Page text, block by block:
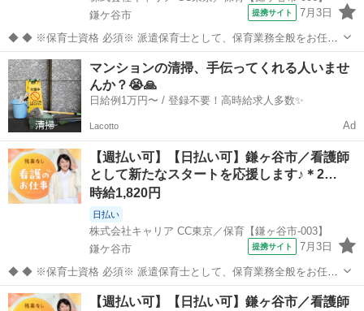
鎌ケ谷市
提携サイト 7月3日
◆ ◆ ※保育士資格 必須※ 派遣保育士として、保育業務全般をお任せ
します。 【主な業務内容】 クラス担任業務 子どもたちの見守り・生
活支援 遊びや活動のサポート ピアノ演奏や歌・季節行事の補助 連絡
帳の記入などの事...
千葉 鎌ケ谷市
マンションの清掃、手伝ってくれる人いませ
んか？😭🙏
日給例1万円〜 / 登録不要！高時給求人多数✨
Lacotto Ad
【週払い可】【日払い可】鎌ヶ谷市／看護師
として新たなスタートを応援します♪＊2…
時給1,820円
日払い
株式会社キャリア CC東京／保育【鎌ヶ谷市-003】
鎌ケ谷市
提携サイト 7月3日
◆ ◆ ※保育士資格 必須※ 派遣保育士として、保育業務全般をお任せ
します。 【主な業務内容】 クラス担任業務 子どもたちの見守り・生
活支援 遊びや活動のサポート ピアノ演奏や歌・季節行事の補助 連絡
千葉 鎌ケ谷市 その他
【週払い可】【日払い可】鎌ヶ谷市／看護師